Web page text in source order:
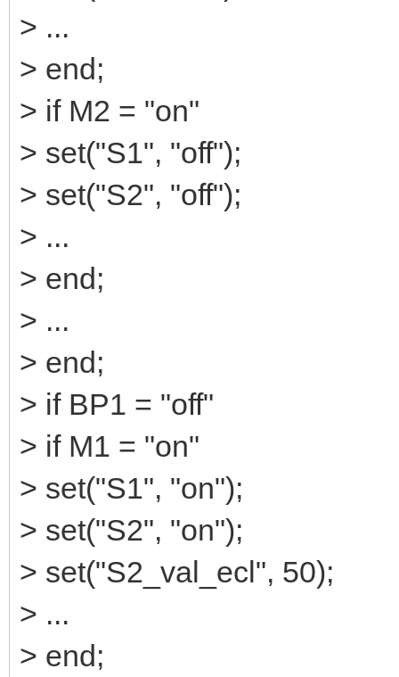
> ...
> end;
> if M2 = "on"
> set("S1", "off");
> set("S2", "off");
> ...
> end;
> ...
> end;
> if BP1 = "off"
> if M1 = "on"
> set("S1", "on");
> set("S2", "on");
> set("S2_val_ecl", 50);
> ...
> end;